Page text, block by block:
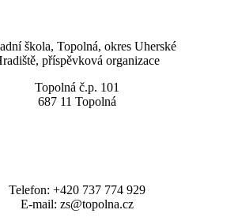
škola, Topolná, okres Uherské
příspěvková organizace
Topolná č.p. 101
687 11 Topolná
Telefon: +420 737 774 929
E-mail: zs@topolna.cz